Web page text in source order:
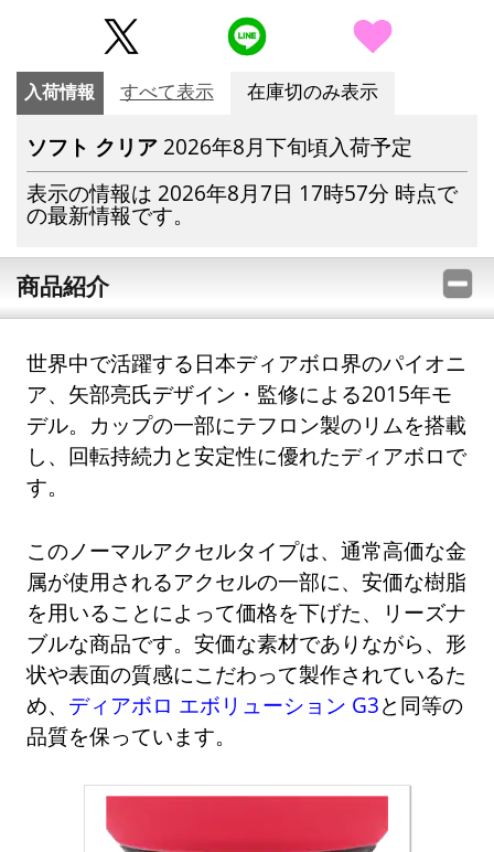
入荷情報 すべて表示 在庫切のみ表示
ソフト クリア 2026年8月下旬頃入荷予定
表示の情報は 2026年8月7日 17時57分 時点で
の最新情報です。
商品紹介
世界中で活躍する日本ディアボロ界のパイオニ
ア、矢部亮氏デザイン・監修による2015年モ
デル。カップの一部にテフロン製のリムを搭載
し、回転持続力と安定性に優れたディアボロで
す。
このノーマルアクセルタイプは、通常高価な金
属が使用されるアクセルの一部に、安価な樹脂
を用いることによって価格を下げた、リーズナ
ブルな商品です。安価な素材でありながら、形
状や表面の質感にこだわって製作されているた
め、 ディアボロ エボリューション G3と同等の
品質を保っています。